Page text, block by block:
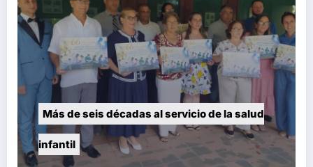
Más de seis décadas al servicio de la salud
infantil